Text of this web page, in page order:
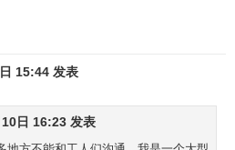
15:44 发表
日 16:23 发表